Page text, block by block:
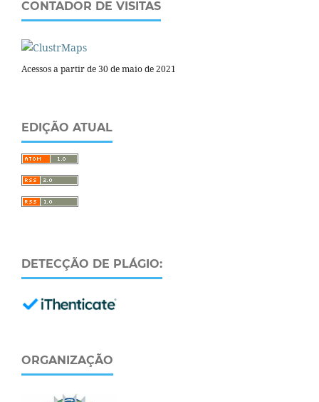
CONTADOR DE VISITAS
Acessos a partir de 30 de maio de 2021
EDIÇÃO ATUAL
DETECÇÃO DE PLÁGIO:
ORGANIZAÇÃO